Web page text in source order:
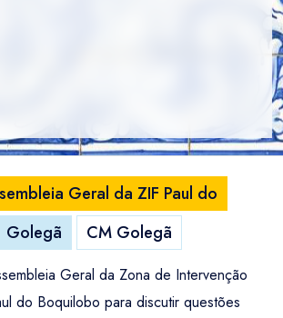
Geral da ZIF Paul do
Golegã CM Golegã
Geral da Zona de Intervenção
do Boquilobo para discutir questões